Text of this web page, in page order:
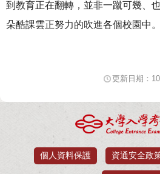
到教育正在翻轉，並非一蹴可幾、
朵酷課雲正努力的吹進各個校園中。
更新日期：
個人資料保護 資通安全政